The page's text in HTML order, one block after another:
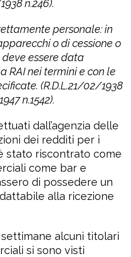
n.246).
personale: in
o di cessione o
deve essere data
RAI nei termini e con le
(R.D.L.21/02/1938
n.1542).
dall’agenzia delle
dei redditi per i
stato riscontrato come
come bar e
di possedere un
alla ricezione
alcuni titolari
si sono visti